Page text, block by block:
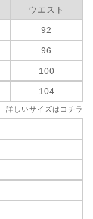
ウエスト
92
96
100
104
しいサイズは コチラ